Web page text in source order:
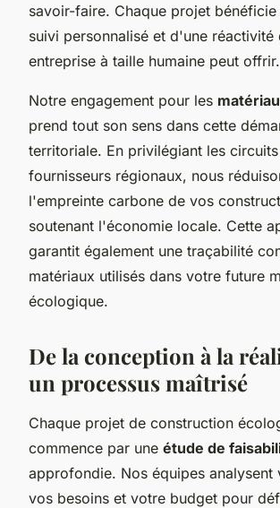
savoir-faire. Chaque projet
suivi personnalisé et d'une réactivité
entreprise à taille humaine peut offrir.
Notre engagement pour les
prend tout son sens dans cette
territoriale. En privilégiant les
fournisseurs régionaux, nous
l'empreinte carbone de vos
soutenant l'économie locale. Cette
garantit également une traçabilité
matériaux utilisés dans votre future
écologique.
De la conception à la
un processus maîtrisé
Chaque projet de construction
commence par une étude de
approfondie. Nos équipes analysent
vos besoins et votre budget pour